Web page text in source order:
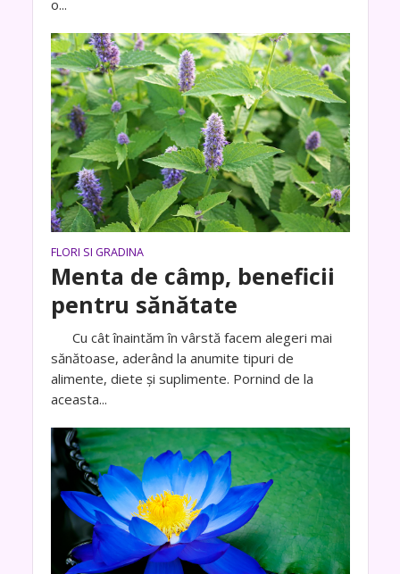
o...
FLORI SI GRADINA
Menta de câmp, beneficii
pentru sănătate
Cu cât înaintăm în vârstă facem alegeri mai
sănătoase, aderând la anumite tipuri de
alimente, diete și suplimente. Pornind de la
aceasta...